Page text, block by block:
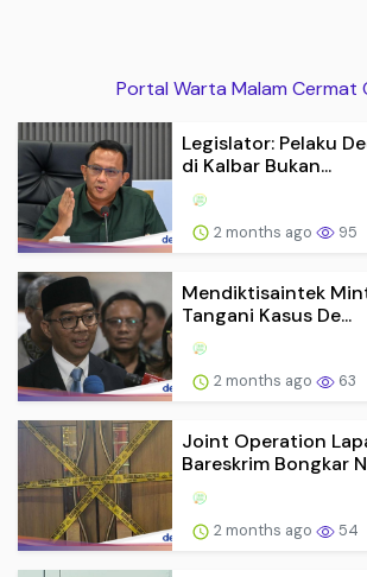
Portal Warta Malam Cermat
Legislator: Pelaku
di Kalbar Bukan...
2 months ago 95
Mendiktisaintek
Tangani Kasus De...
2 months ago 63
Joint Operation
Bareskrim Bongkar
2 months ago 54